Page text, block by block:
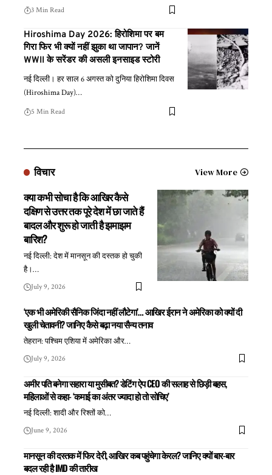
3 Min Read
Hiroshima Day 2026: हिरोशिमा पर बम
गिरा फिर भी क्यों नहीं झुका था जापान? जानें
WWII के सरेंडर की असली इनसाइड स्टोरी
नई दिल्ली। हर साल 6 अगस्त को दुनिया हिरोशिमा दिवस
(Hiroshima Day)…
5 Min Read
विचार View More
क्या कभी सोचा है कि आखिर कैसे
दक्षिण से उत्तर तक पूरे देश में छा जाते हैं
बादल और शुरू हो जाती है झमाझम
बारिश?
नई दिल्ली: देश में मानसून की दस्तक हो चुकी
है।…
July 9, 2026
‘एक भी अमेरिकी सैनिक जिंदा नहीं लौटेगा’… आखिर ईरान ने अमेरिका को क्यों दी
खुली चेतावनी? जानिए कैसे बढ़ा नया सैन्य तनाव
तेहरान: पश्चिम एशिया में अमेरिका और…
July 9, 2026
अमीर पति बनेगा सहारा या मुसीबत? डेटिंग ऐप CEO की सलाह से छिड़ी बहस,
महिलाओं से कहा- ‘कमाई का अंतर ज्यादा हो तो सोचिए’
नई दिल्ली: शादी और रिश्तों को…
June 9, 2026
मानसून की दस्तक में फिर देरी, आखिर कब पहुंचेगा केरल? जानिए क्यों बार-बार
बदल रही है IMD की तारीख